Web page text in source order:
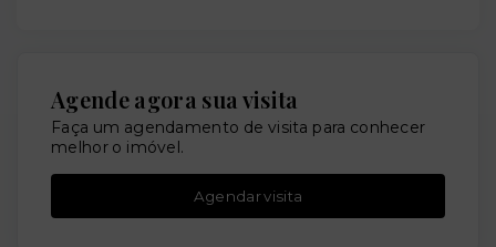
Agende agora sua visita
Faça um agendamento de visita para conhecer
melhor o imóvel.
Agendar visita